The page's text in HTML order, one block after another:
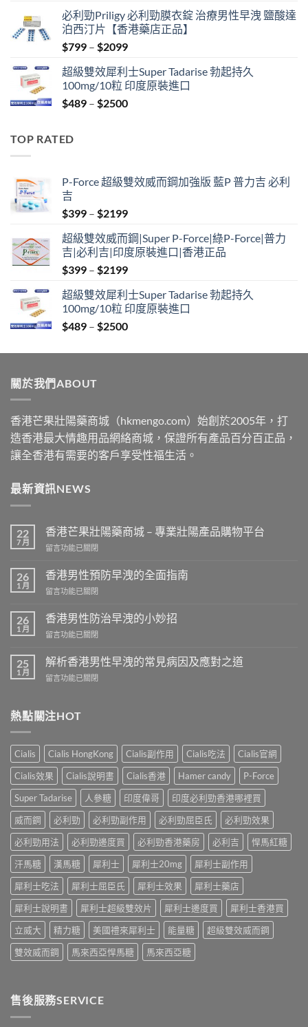
was:
$399.
is:
$369.
必利勁Priligy 必利勁膜衣錠 治療男性早洩 鹽酸達
泊西汀片【香港藥店正品】
$799 – $2099Price
$799
through
$2099
超級雙效犀利士Super Tadarise 勃起持久
100mg/10粒 印度原裝進口
$489 – $2500Price
TOP RATED
P-Force 超級雙效威而鋼加強版 藍P 普力吉 必利
吉
$399 – $2199Price
$399
through
$2199
超級雙效威而鋼|Super P-Force|綠P-Force|普力
吉|必利吉|印度原裝進口|香港正品
$399 – $2199Price
$399
through
$2199
超級雙效犀利士Super Tadarise 勃起持久
100mg/10粒 印度原裝進口
$489 – $2500Price
$489
關於我們ABOUT
香港芒果壯陽藥商城（hkmengo.com）始創於2005年，打
造香港最大情趣用品網絡商城，保證所有產品百分百正品，
讓全香港有需要的客戶享受性福生活。
最新資訊NEWS
22
7 月
香港芒果壯陽藥商城 – 專業壯陽產品購物平台
在
港
芒
果
陽
藥
商
–
專
陽
產
購
物
平
台〉
中
留言功能已關閉
26
1 月
香港男性預防早洩的全面指南
在
港
男
性
防
早
洩
面
中
留言功能已關閉
26
1 月
香港男性防治早洩的小妙招
在
港
男
性
早
小
妙
招〉
中
留言功能已關閉
25
1 月
解析香港男性早洩的常見病因及應對之道
在
香
港
性
早
洩
的
常
見
因
及
應
之
道〉
中
留言功能已關閉
熱點關注HOT
Cialis Cialis HongKong Cialis副作用 Cialis吃法
Cialis官網
Cialis效果
Cialis說明書 Cialis香港 Hamer candy
P-Force
Super Tadarise
人參糖 印度偉哥
印度必利勁香港哪裡買
威而鋼
必利勁 必利勁副作用 必利勁屈臣氏
必利勁效果
必利勁用法
必利勁邊度買 必利勁香港藥房 必利吉
悍馬紅糖
汗馬糖
漢馬糖 犀利士 犀利士20mg
犀利士副作用
犀利士吃法
犀利士屈臣氏 犀利士效果
犀利士藥店
犀利士說明書
犀利士超級雙效片 犀利士邊度買
犀利士香港買
立威大
精力糖 美國禮來犀利士 能量糖
超級雙效威而鋼
雙效威而鋼
馬來西亞悍馬糖 馬來西亞糖
售後服務SERVICE